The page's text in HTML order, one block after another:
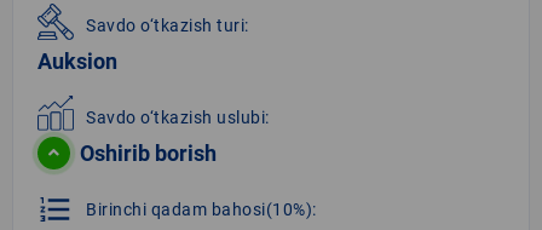
Savdo o‘tkazish turi:
Auksion
Savdo o‘tkazish uslubi:
Oshirib borish
format_list_numbered Birinchi qadam bahosi(10%):